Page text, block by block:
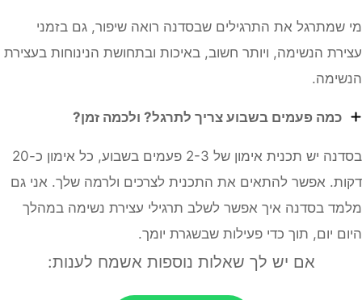
את התרגילים שבסדנה רואה שיפור, גם בזמני
הנשימה, ויותר חשוב, באיכות ובתחושת הנינוחות בעצירת
כמה פעמים בשבוע צריך לתרגל? ולכמה זמן?
בסדנה יש תכנית אימון של 2-3 פעמים בשבוע, כל אימון כ-20
אפשר להתאים את התכנית לצרכים ולרמה שלך. אני גם
בסדנה איך אפשר לשלב תרגילי עצירת נשימה במהלך
יום, תוך כדי פעילות שבשגרת יומך.
אם יש לך שאלות נוספות אשמח לענות: